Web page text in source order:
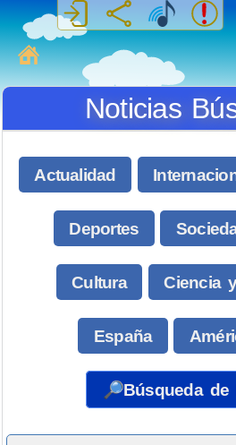
MiSabueso
Noticias
Actualidad
Deportes
Cultura Ciencia
España
🔎Búsqueda de